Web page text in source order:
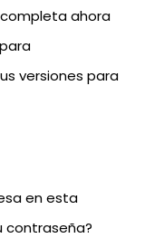
ahora
versiones para
en esta
contraseña?